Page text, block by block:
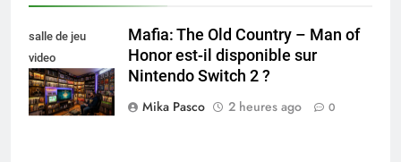
salle de jeu
video
collectionneur
Mafia: The Old Country – Man of
Honor est-il disponible sur
Nintendo Switch 2 ?
Mika Pasco
2 heures ago 0